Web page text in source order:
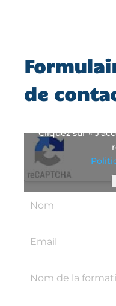
de
Cliquez sur «